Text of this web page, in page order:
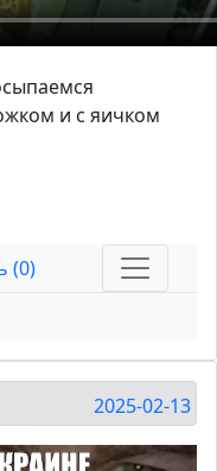
и с яичком
(0)
2025-02-13